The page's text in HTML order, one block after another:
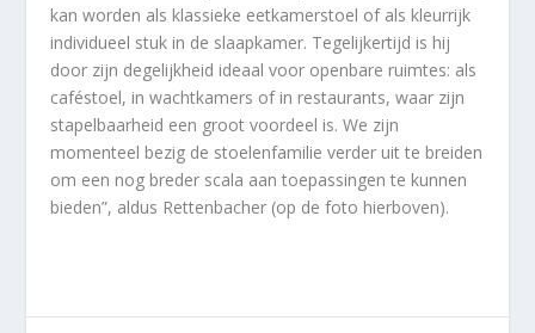
kan worden als klassieke eetkamerstoel of als kleurrijk
individueel stuk in de slaapkamer. Tegelijkertijd is hij
door zijn degelijkheid ideaal voor openbare ruimtes: als
caféstoel, in wachtkamers of in restaurants, waar zijn
stapelbaarheid een groot voordeel is. We zijn
momenteel bezig de stoelenfamilie verder uit te breiden
om een nog breder scala aan toepassingen te kunnen
bieden”, aldus Rettenbacher (op de foto hierboven).